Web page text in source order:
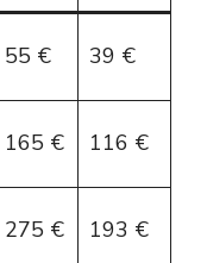
55 € 39 €
165 € 116 €
275 € 193 €